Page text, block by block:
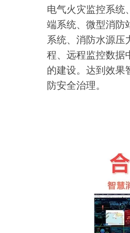
电气火灾监控系统
端系统、微型消防
系统、消防水源压
程、远程监控数据
的建设。达到效果
防安全治理。